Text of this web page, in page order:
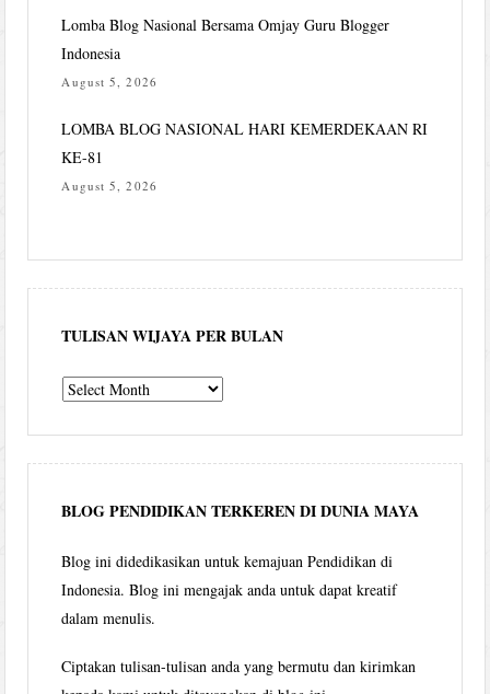
Lomba Blog Nasional Bersama Omjay Guru Blogger
Indonesia
August 5, 2026
LOMBA BLOG NASIONAL HARI KEMERDEKAAN RI
KE-81
August 5, 2026
TULISAN WIJAYA PER BULAN
Tulisan
per
bulan
BLOG PENDIDIKAN TERKEREN DI DUNIA MAYA
Blog ini didedikasikan untuk kemajuan Pendidikan di
Indonesia. Blog ini mengajak anda untuk dapat kreatif
dalam menulis.
Ciptakan tulisan-tulisan anda yang bermutu dan kirimkan